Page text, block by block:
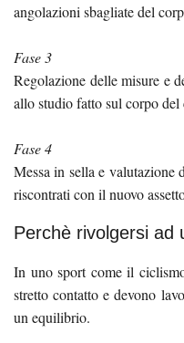
angolazioni sbagliate del
Fase 3
Regolazione delle misure e
allo studio fatto sul corpo del
Fase 4
Messa in sella e
riscontrati con il nuovo
Perchè rivolgersi ad
In uno sport come il
stretto contatto e devono
un equilibrio.